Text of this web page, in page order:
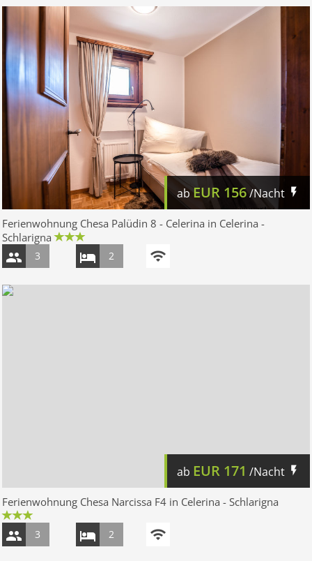
abEUR 156/Nacht
Ferienwohnung Chesa Palüdin 8 - Celerina in Celerina -
Schlarigna
3 2
ab EUR 171 /Nacht
Ferienwohnung Chesa Narcissa F4 in Celerina - Schlarigna
3 2